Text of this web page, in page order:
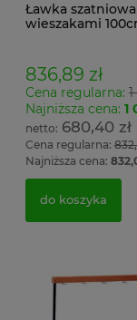
Ławka
wieszakami
836,89 zł
Cena regularna:
Najniższa cena: 1
680,40 zł
Cena regularna:
Najniższa cena:
do koszyka